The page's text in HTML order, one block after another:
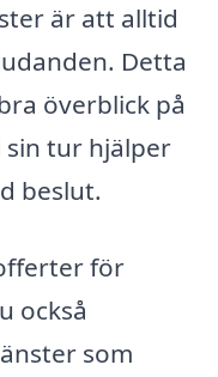
är att alltid
Detta
överblick på
sin tur hjälper
beslut.
för
också
som